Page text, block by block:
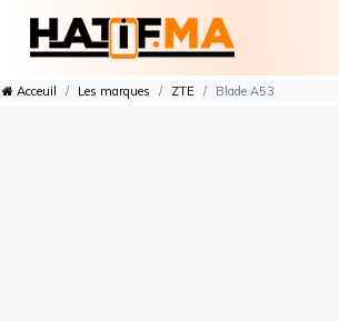
Acceuil Les marques ZTE Blade A53